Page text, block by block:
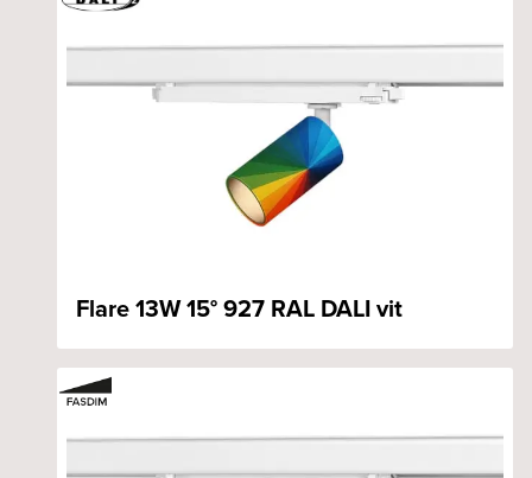
Flare 13W 15° 927 RAL DALI vit